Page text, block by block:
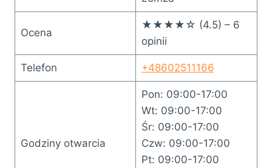
Ocena
★★★★☆ (4.5) – 6
opinii
Telefon +48602511166
Godziny otwarcia
Pon: 09:00-17:00
Wt: 09:00-17:00
Śr: 09:00-17:00
Czw: 09:00-17:00
Pt: 09:00-17:00